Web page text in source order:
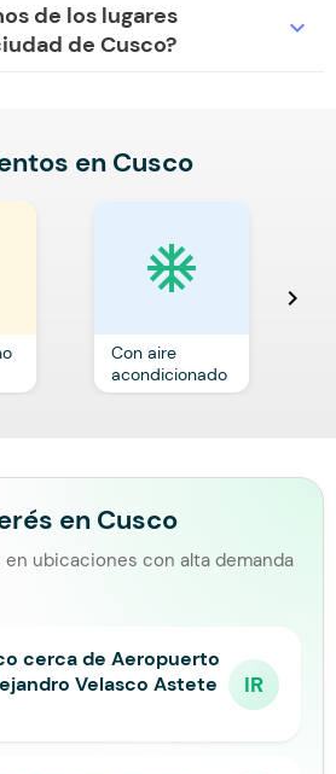
de los lugares
de Cusco?
expand_more
en Cusco
ac_unit
Con aire
acondicionado
chevron_right
en Cusco
ubicaciones con alta demanda
cerca de Aeropuerto
Velasco Astete
IR